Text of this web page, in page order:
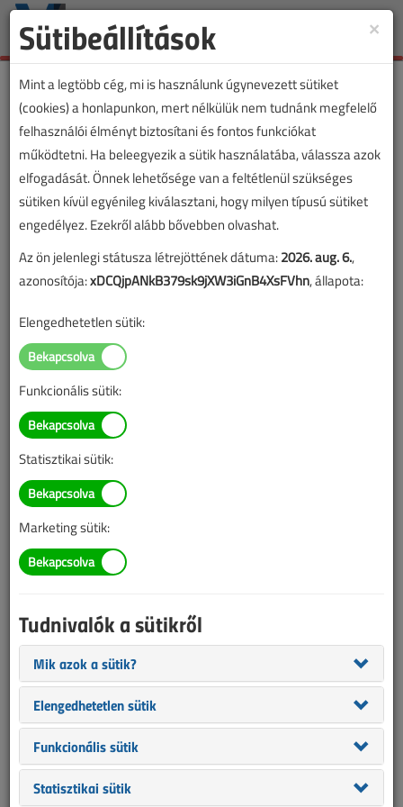
Toggle
Ki végezhet e-töltő
telepítést?
2020. október 27. |
Az alábbi tartalom archív, 6 éve frissült utoljára. A cikkben szereplő
információk mára aktualitásukat veszíthették, valamint a tartalom
helyenként hiányos lehet (képek, táblázatok stb.).
×
Sütibeállítások
Mint a legtöbb cég, mi is használunk úgynevezett sütiket
(cookies) a honlapunkon, mert nélkülük nem tudnánk megfelelő
felhasználói élményt biztosítani és fontos funkciókat
működtetni. Ha beleegyezik a sütik használatába, válassza azok
elfogadását. Önnek lehetősége van a feltétlenül szükséges
sütiken kívül egyénileg kiválasztani, hogy milyen típusú sütiket
engedélyez. Ezekről alább bővebben olvashat.
Az ön jelenlegi státusza létrejöttének dátuma:2026. aug. 6.,
azonosítója:xDCQjpANkB379sk9jXW3iGnB4XsFVhn, állapota:
Elengedhetetlen sütik:
Funkcionális sütik:
Statisztikai sütik:
Marketing sütik:
Tudnivalók a sütikről
Mik azok a sütik?
Elengedhetetlen sütik
Funkcionális sütik
Statisztikai sütik